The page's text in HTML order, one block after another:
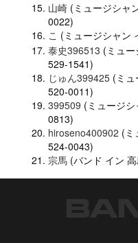
山崎 (ミュージシャ
0022)
こ (ミュージシャン
泰史396513 (ミュ
529-1541)
じゅん399425 (ミ
520-0011)
399509 (ミュージ
0813)
hiroseno400902 (ミ
524-0043)
宗馬 (バンド イン